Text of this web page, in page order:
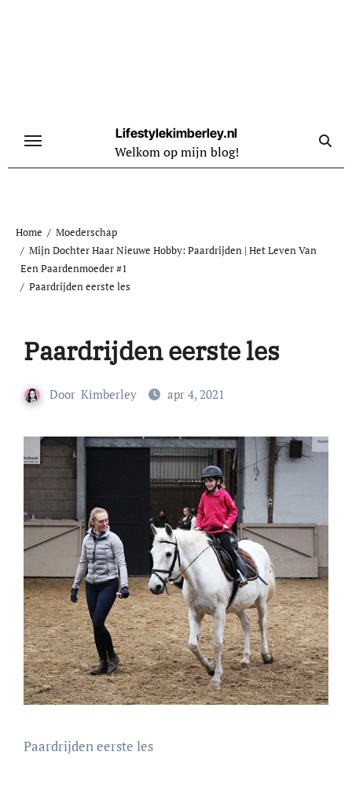
Lifestylekimberley.nl
Welkom op mijn blog!
Home
Moederschap
Mijn Dochter Haar Nieuwe Hobby: Paardrijden | Het Leven Van
Een Paardenmoeder #1
Paardrijden eerste les
Paardrijden eerste les
Door Kimberley apr 4, 2021
Paardrijden eerste les